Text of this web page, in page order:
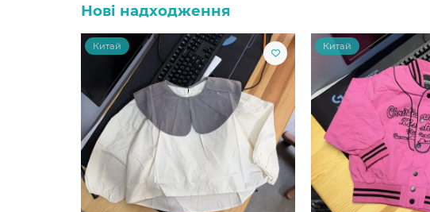
Нові надходження
Китай Китай